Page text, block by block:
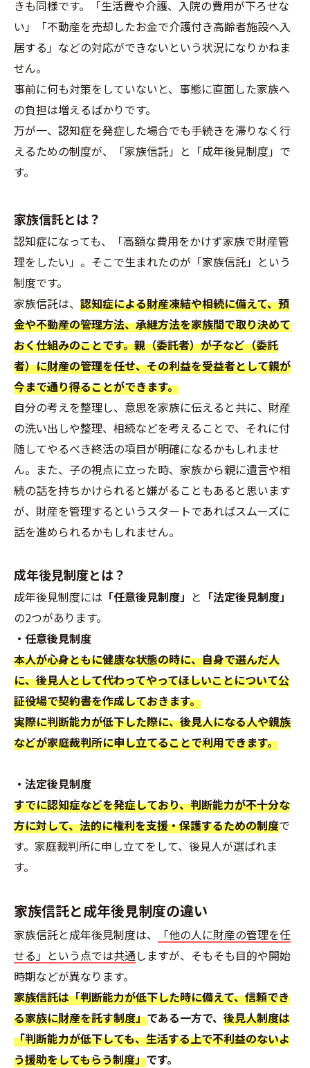
きも同様です。「生活費や介護、入院の費用が下ろせな
い」「不動産を売却したお金で介護付き高齢者施設へ入
居する」などの対応ができないという状況になりかねま
せん。
事前に何も対策をしていないと、事態に直面した家族へ
の負担は増えるばかりです。
万が一、認知症を発症した場合でも手続きを滞りなく行
えるための制度が、「家族信託」と「成年後見制度」で
す。
家族信託とは？
認知症になっても、「高額な費用をかけず家族で財産管
理をしたい」。そこで生まれたのが「家族信託」という
制度です。
家族信託は、 認知症による財産凍結や相続に備えて、預
金や不動産の管理方法、承継方法を家族間で取り決めて
おく仕組みのことです。親（委託者）が子など（委託
者）に財産の管理を任せ、その利益を受益者として親が
今まで通り得ることができます。
自分の考えを整理し、意思を家族に伝えると共に、財産
の洗い出しや整理、相続などを考えることで、それに付
随してやるべき終活の項目が明確になるかもしれませ
ん。また、子の視点に立った時、家族から親に遺言や相
続の話を持ちかけられると嫌がることもあると思います
が、財産を管理するというスタートであればスムーズに
話を進められるかもしれません。
成年後見制度とは？
成年後見制度には 「任意後見制度」 と 「法定後見制度」
の2つがあります。
・任意後見制度
本人が心身ともに健康な状態の時に、自身で選んだ人
に、後見人として代わってやってほしいことについて公
証役場で契約書を作成しておきます。
実際に判断能力が低下した際に、後見人になる人や親族
などが家庭裁判所に申し立てることで利用できます。
・法定後見制度
すでに認知症などを発症しており、判断能力が不十分な
方に対して、法的に権利を支援・保護するための制度で
す。家庭裁判所に申し立てをして、後見人が選ばれま
す。
家族信託と成年後見制度の違い
家族信託と成年後見制度は、
「他の人に財産の管理を任
せる」という点では共通しますが、そもそも目的や開始
時期などが異なります。
家族信託は「判断能力が低下した時に備えて、信頼でき
る家族に財産を託す制度」である一方で、 後見人制度は
「判断能力が低下しても、生活する上で不利益のないよ
う援助をしてもらう制度」です。